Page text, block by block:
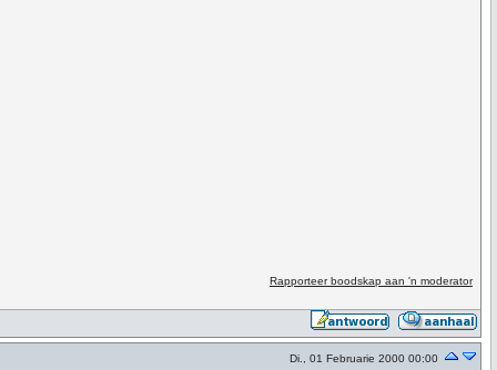
Rapporteer boodskap aan 'n moderator
Di., 01 Februarie 2000 00:00